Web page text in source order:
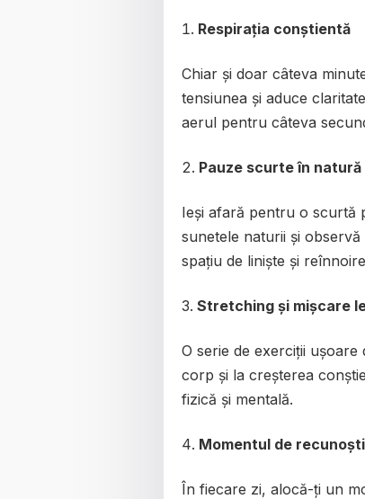
Respirația conștientă
Chiar și doar câteva
tensiunea și aduce
aerul pentru câteva
Pauze scurte în natură
Ieși afară pentru o scurtă
sunetele naturii și
spațiu de liniște și
Stretching și mișcare
O serie de exerciții
corp și la creșterea
fizică și mentală.
Momentul de
În fiecare zi, alocă-ți un